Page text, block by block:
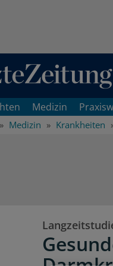
Medizin
Medizin Krankheiten